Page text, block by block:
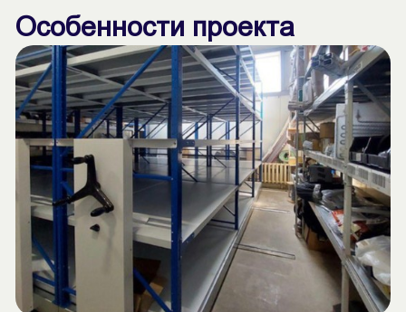
Особенности проекта